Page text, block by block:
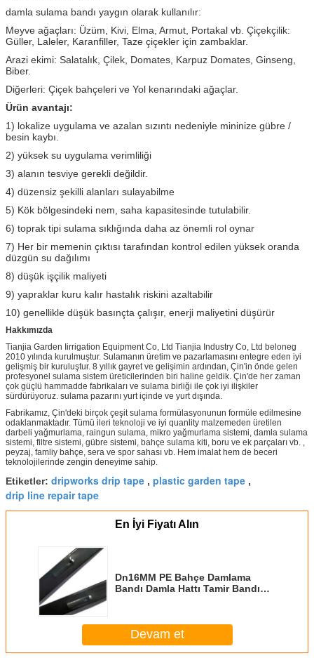
damla sulama bandı yaygın olarak kullanılır:
Meyve ağaçları: Üzüm, Kivi, Elma, Armut, Portakal vb. Çiçekçilik:
Güller, Laleler, Karanfiller, Taze çiçekler için zambaklar.
Arazi ekimi: Salatalık, Çilek, Domates, Karpuz Domates, Ginseng,
Biber.
Diğerleri: Çiçek bahçeleri ve Yol kenarındaki ağaçlar.
Ürün avantajı:
1) lokalize uygulama ve azalan sızıntı nedeniyle mininize gübre /
besin kaybı.
2) yüksek su uygulama verimliliği
3) alanın tesviye gerekli değildir.
4) düzensiz şekilli alanları sulayabilme
5) Kök bölgesindeki nem, saha kapasitesinde tutulabilir.
6) toprak tipi sulama sıklığında daha az önemli rol oynar
7) Her bir memenin çıktısı tarafından kontrol edilen yüksek oranda
düzgün su dağılımı
8) düşük işçilik maliyeti
9) yapraklar kuru kalır hastalık riskini azaltabilir
10) genellikle düşük basınçta çalışır, enerji maliyetini düşürür
Hakkımızda
Tianjia Garden Iirrigation Equipment Co, Ltd Tianjia Industry Co, Ltd beloneg
2010 yılında kurulmuştur. Sulamanın üretim ve pazarlamasını entegre eden iyi
gelişmiş bir kuruluştur. 8 yıllık gayret ve gelişimin ardından, Çin'in önde gelen
profesyonel sulama sistem üreticilerinden biri haline geldik. Çin'de her zaman
çok güçlü hammadde fabrikaları ve sulama birliği ile çok iyi ilişkiler
sürdürüyoruz. sulama pazarını yurt içinde ve yurt dışında.
Fabrikamız, Çin'deki birçok çeşit sulama formülasyonunun formüle edilmesine
odaklanmaktadır. Tümü ileri teknoloji ve iyi quanlity malzemeden üretilen
darbeli yağmurlama, raingun sulama, mikro yağmurlama sistemi, damla sulama
sistemi, filtre sistemi, gübre sistemi, bahçe sulama kiti, boru ve ek parçaları vb. ,
peyzaj, famliy bahçe, sera ve spor sahası vb. Hem imalat hem de beceri
teknolojilerinde zengin deneyime sahip.
Etiketler: dripworks drip tape , plastic garden tape ,
drip line repair tape
En İyi Fiyatı Alın
Dn16MM PE Bahçe Damlama
Bandı Damla Hattı Tamir Bandı
Devam et